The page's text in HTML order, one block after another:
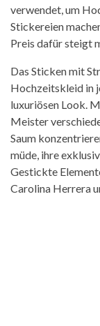
verwendet, um
Stickereien
Preis dafür steigt
Das Sticken mit
Hochzeitskleid in
luxuriösen Look.
Meister
Saum
müde, ihre
Gestickte
Carolina Herrera